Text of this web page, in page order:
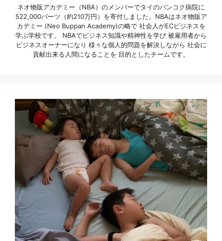
ネオ物販アカデミー（NBA）のメンバーでタイのバンコク病院に
522,000バーツ（約210万円）を寄付しました。NBAはネオ物販ア
カデミー (Neo Buppan Academy)の略で 社会人がECビジネスを
学ぶ学校です。 NBAでビジネス知識や精神性を学び 被雇用者から
ビジネスオーナーになり 様々な個人的問題を解決しながら 社会に
貢献出来る人間になることを 目的としたチームです。